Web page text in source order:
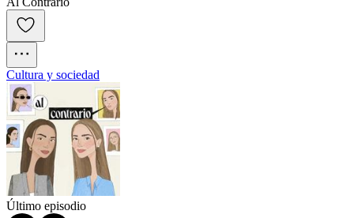
Cultura y sociedad
Último episodio